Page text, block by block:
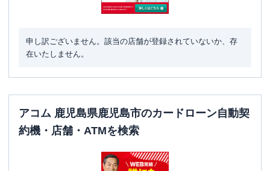
申し訳ございません。該当の店舗が登録されていないか、存
在いたしません。
アコム 鹿児島県鹿児島市のカードローン自動契
約機・店舗・ATMを検索